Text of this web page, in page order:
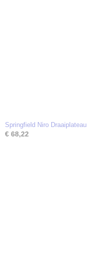
Springfield Niro Draaiplateau
€ 68,22